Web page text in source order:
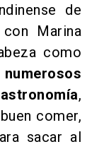
de
Marina
como
numerosos
,
comer,
sacar al